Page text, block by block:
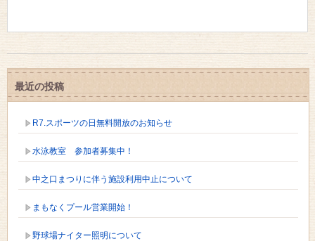
最近の投稿
R7.スポーツの日無料開放のお知らせ
水泳教室 参加者募集中！
中之口まつりに伴う施設利用中止について
まもなくプール営業開始！
野球場ナイター照明について